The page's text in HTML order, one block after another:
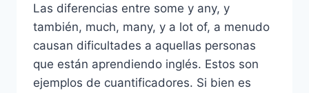
Las diferencias entre some y any, y
también, much, many, y a lot of, a menudo
causan dificultades a aquellas personas
que están aprendiendo inglés. Estos son
ejemplos de cuantificadores. Si bien es